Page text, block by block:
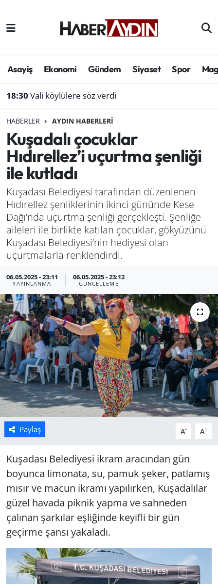
Asayiş Ekonomi Gündem Siyaset Spor
18:30 Vali köylülere söz verdi
HABERLER AYDIN HABERLERI
Kuşadalı çocuklar
Hıdırellez’i uçurtma şenliği
ile kutladı
Kuşadası Belediyesi tarafından düzenlenen
Hıdırellez şenliklerinin ikinci gününde Kese
Dağı’nda uçurtma şenliği gerçekleşti. Şenliğe
aileleri ile birlikte katılan çocuklar, gökyüzünü
Kuşadası Belediyesi’nin hediyesi olan
uçurtmalarla renklendirdi.
06.05.2025 - 23:11
YAYINLANMA
06.05.2025 - 23:12
GÜNCELLEME
Paylaş A- A+
Kuşadası Belediyesi ikram aracından gün
boyunca limonata, su, pamuk şeker, patlamış
mısır ve macun ikramı yapılırken, Kuşadalılar
güzel havada piknik yapma ve sahneden
çalınan şarkılar eşliğinde keyifli bir gün
geçirme şansı yakaladı.
Afyonkarahisar
Çevre
Genel
Haber
Izmir
Kütahya
Manisa
Muğla
Politika
Uşak
Aydın Hava Durumu
Süper Lig Puan Durumu ve Fikstür
Son Dakika Haberleri
Haber Arşivi